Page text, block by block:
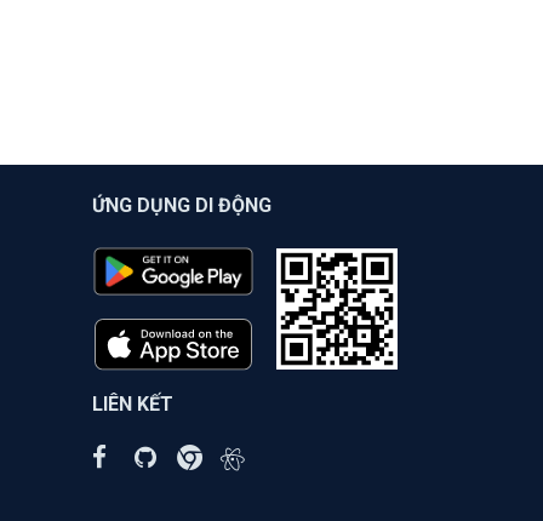
ỨNG DỤNG DI ĐỘNG
LIÊN KẾT